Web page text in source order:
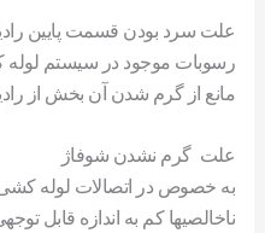
علت سرد بودن قسمت پایین
رسوبات موجود در سیستم لوله
مانع از گرم شدن آن بخش از
علت گرم نشدن شوفاژ
به خصوص در اتصالات لوله
ناخالصیها کم به اندازه قابل